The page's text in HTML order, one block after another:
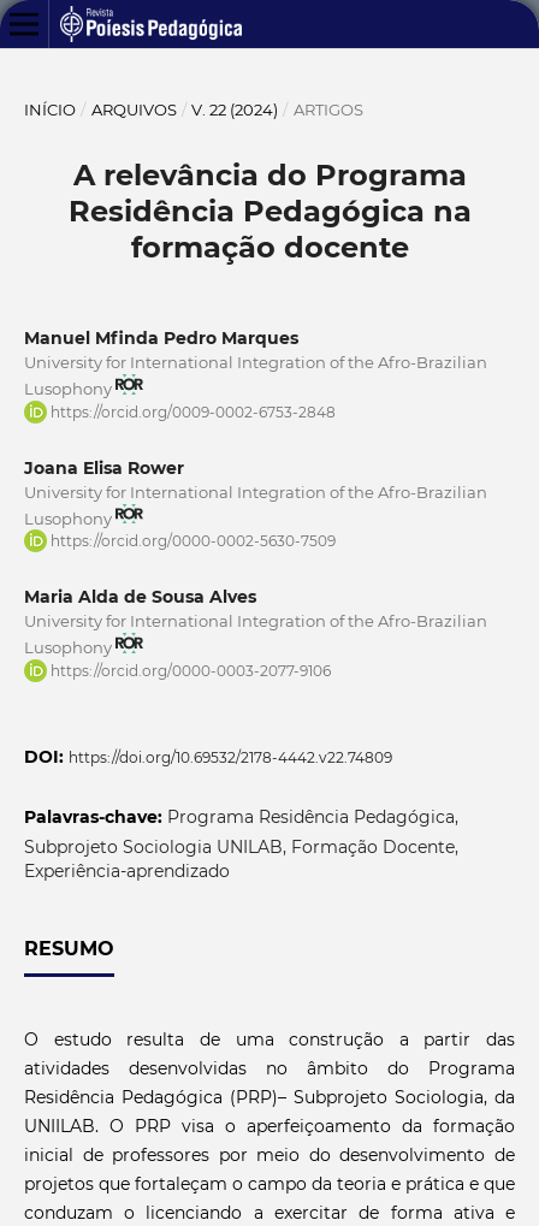
INÍCIO / ARQUIVOS / V. 22 (2024) / ARTIGOS
A relevância do Programa
Residência Pedagógica na
formação docente
Manuel Mfinda Pedro Marques
University for International Integration of the Afro-Brazilian
Lusophony
https://orcid.org/0009-0002-6753-2848
Joana Elisa Rower
University for International Integration of the Afro-Brazilian
Lusophony
https://orcid.org/0000-0002-5630-7509
Maria Alda de Sousa Alves
University for International Integration of the Afro-Brazilian
Lusophony
https://orcid.org/0000-0003-2077-9106
DOI: https://doi.org/10.69532/2178-4442.v22.74809
Palavras-chave: Programa Residência Pedagógica,
Subprojeto Sociologia UNILAB, Formação Docente,
Experiência-aprendizado
RESUMO
O estudo resulta de uma construção a partir das
atividades desenvolvidas no âmbito do Programa
Residência Pedagógica (PRP)– Subprojeto Sociologia, da
UNIILAB. O PRP visa o aperfeiçoamento da formação
inicial de professores por meio do desenvolvimento de
projetos que fortaleçam o campo da teoria e prática e que
conduzam o licenciando a exercitar de forma ativa e